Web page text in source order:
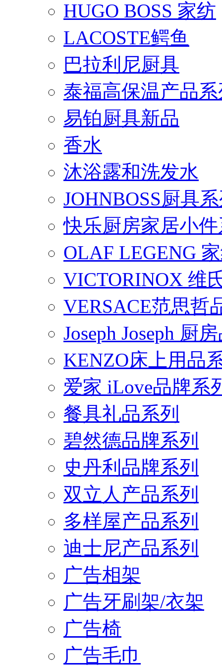
HUGO BOSS 家纺
LACOSTE鳄鱼
巴拉利尼厨具
泰福高保温产品
易铂厨具新品
香水
沐浴露和洗发水
JOHNBOSS厨具
快乐厨房家居小
OLAF LEGENG
VICTORINOX 维
VERSACE范思哲
Joseph Joseph 厨
KENZO床上用品
爱家 iLove品牌系
餐具礼品系列
碧然德品牌系列
史丹利品牌系列
双立人产品系列
多样屋产品系列
迪士尼产品系列
广告相架
广告牙刷架/衣架
广告椅
广告毛巾